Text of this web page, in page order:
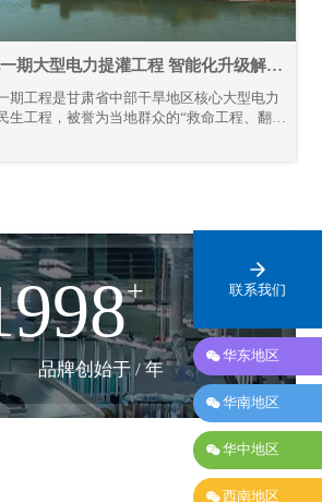
应用
期大型电力提灌工程 智能化升级解决
期工程是甘肃省中部干旱地区核心大型电力
生工程，被誉为当地群众的“救命工程、翻身
+
品牌创始于 / 年
联系我们
华东地区
华南地区
华中地区
西南地区